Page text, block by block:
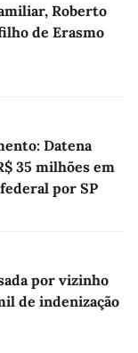
Roberto
de Erasmo
Datena
35 milhões em
por SP
por vizinho
de indenização